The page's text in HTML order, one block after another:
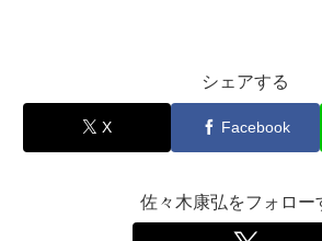
シェアする
X Facebook
佐々木康弘をフォロー